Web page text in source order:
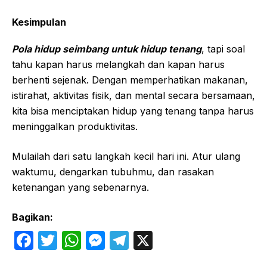
Kesimpulan
Pola hidup seimbang untuk hidup tenang, tapi soal
tahu kapan harus melangkah dan kapan harus
berhenti sejenak. Dengan memperhatikan makanan,
istirahat, aktivitas fisik, dan mental secara bersamaan,
kita bisa menciptakan hidup yang tenang tanpa harus
meninggalkan produktivitas.
Mulailah dari satu langkah kecil hari ini. Atur ulang
waktumu, dengarkan tubuhmu, dan rasakan
ketenangan yang sebenarnya.
Bagikan:
F
T
W M T